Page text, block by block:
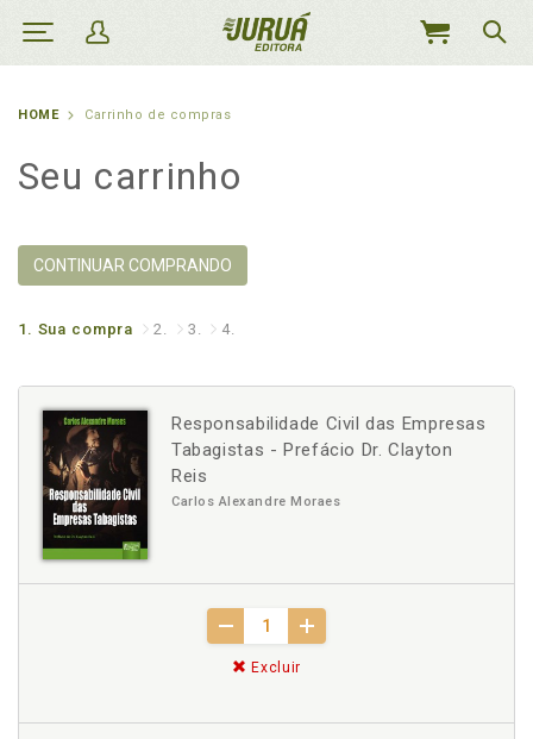
MEU
HOME Carrinho de compras
Seu carrinho
CONTINUAR COMPRANDO
1. Sua compra 2. 3. 4.
Responsabilidade Civil das Empresas
Tabagistas - Prefácio Dr. Clayton
Reis
Carlos Alexandre Moraes
Excluir